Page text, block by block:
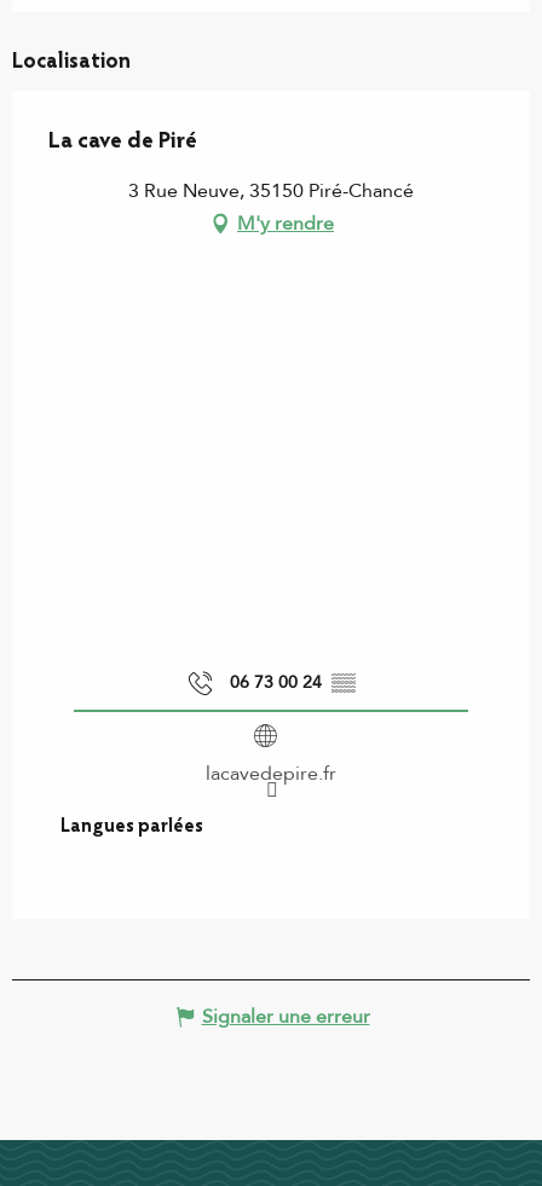
Localisation
La cave de Piré
3 Rue Neuve, 35150 Piré-Chancé
M'y rendre
06 73 00 24 ▒▒
lacavedepire.fr
Langues parlées
Langues parlées
Signaler une erreur